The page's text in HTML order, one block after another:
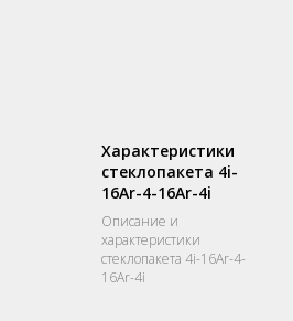
Характеристики
стеклопакета 4i-
16Ar-4-16Ar-4i
Описание и
характеристики
стеклопакета 4i-16Ar-4-
16Ar-4i